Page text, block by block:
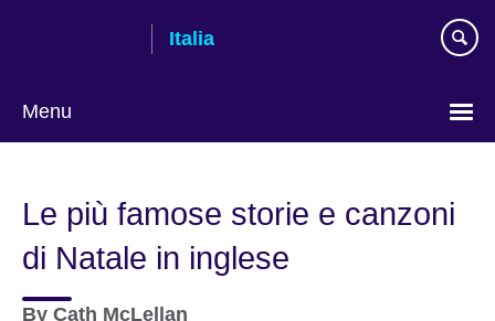
Italia
Menu
Le più famose storie e canzoni
di Natale in inglese
By Cath McLellan